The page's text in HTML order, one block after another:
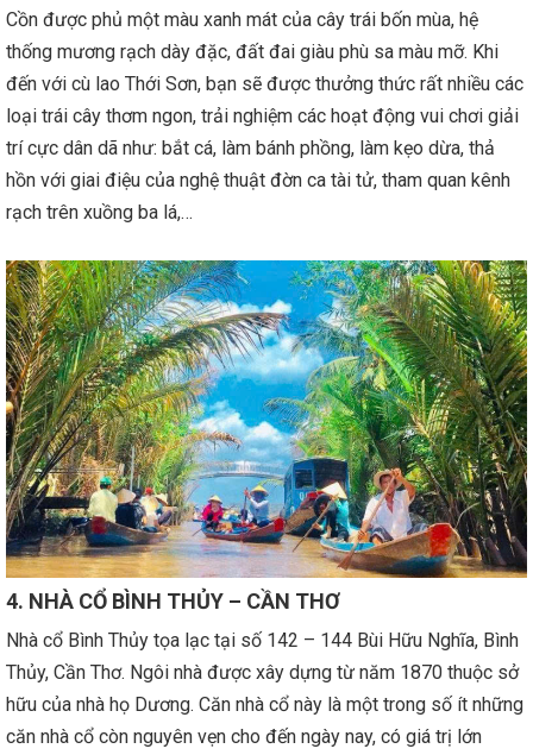
Cồn được phủ một màu xanh mát của cây trái bốn mùa, hệ
thống mương rạch dày đặc, đất đai giàu phù sa màu mỡ. Khi
đến với cù lao Thới Sơn, bạn sẽ được thưởng thức rất nhiều các
loại trái cây thơm ngon, trải nghiệm các hoạt động vui chơi giải
trí cực dân dã như: bắt cá, làm bánh phồng, làm kẹo dừa, thả
hồn với giai điệu của nghệ thuật đờn ca tài tử, tham quan kênh
rạch trên xuồng ba lá,…
4. NHÀ CỔ BÌNH THỦY – CẦN THƠ
Nhà cổ Bình Thủy tọa lạc tại số 142 – 144 Bùi Hữu Nghĩa, Bình
Thủy, Cần Thơ. Ngôi nhà được xây dựng từ năm 1870 thuộc sở
hữu của nhà họ Dương. Căn nhà cổ này là một trong số ít những
căn nhà cổ còn nguyên vẹn cho đến ngày nay, có giá trị lớn